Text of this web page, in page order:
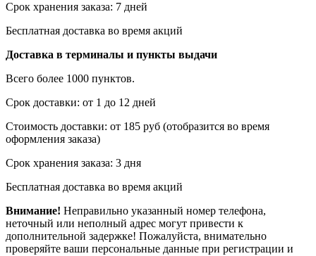
Срок хранения заказа: 7 дней
Бесплатная доставка во время акций
Доставка в терминалы и пункты выдачи
Всего более 1000 пунктов.
Срок доставки: от 1 до 12 дней
Стоимость доставки: от 185 руб (отобразится во время
оформления заказа)
Срок хранения заказа: 3 дня
Бесплатная доставка во время акций
Внимание! Неправильно указанный номер телефона,
неточный или неполный адрес могут привести к
дополнительной задержке! Пожалуйста, внимательно
проверяйте ваши персональные данные при регистрации и